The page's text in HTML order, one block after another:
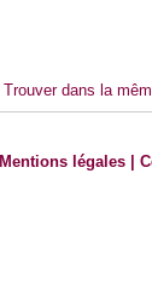
Trouver dans la
Mentions légales |